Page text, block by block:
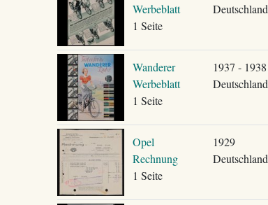
Werbeblatt
1 Seite
Deutschland
Wanderer
Werbeblatt
1 Seite
1937 - 1938
Deutschland
Opel
Rechnung
1 Seite
1929
Deutschland